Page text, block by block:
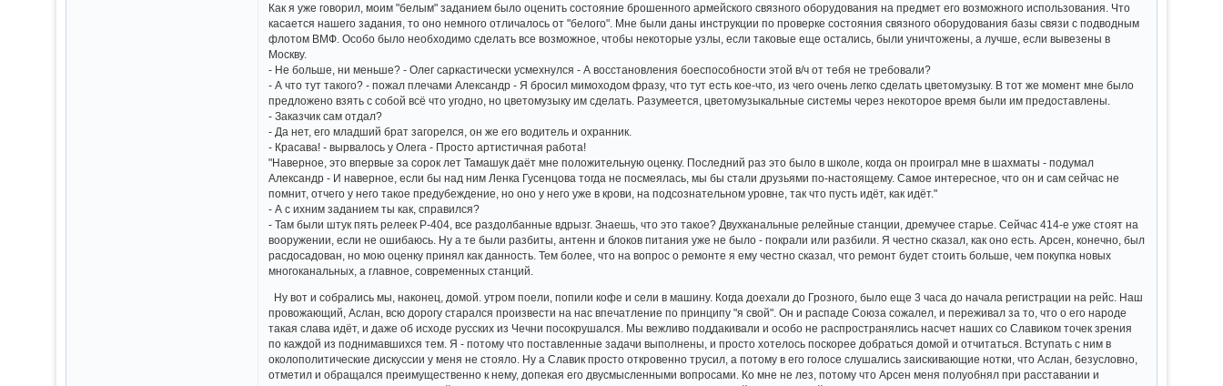
Как я уже говорил, моим "белым" заданием было оценить состояние брошенного армейского связного оборудования на предмет его возможного использования. Что
касается нашего задания, то оно немного отличалось от "белого". Мне были даны инструкции по проверке состояния связного оборудования базы связи с подводным
флотом ВМФ. Особо было необходимо сделать все возможное, чтобы некоторые узлы, если таковые еще остались, были уничтожены, а лучше, если вывезены в
Москву.
- Не больше, ни меньше? - Олег саркастически усмехнулся - А восстановления боеспособности этой в/ч от тебя не требовали?
- А что тут такого? - пожал плечами Александр - Я бросил мимоходом фразу, что тут есть кое-что, из чего очень легко сделать цветомузыку. В тот же момент мне было
предложено взять с собой всё что угодно, но цветомузыку им сделать. Разумеется, цветомузыкальные системы через некоторое время были им предоставлены.
- Заказчик сам отдал?
- Да нет, его младший брат загорелся, он же его водитель и охранник.
- Красава! - вырвалось у Олега - Просто артистичная работа!
"Наверное, это впервые за сорок лет Тамашук даёт мне положительную оценку. Последний раз это было в школе, когда он проиграл мне в шахматы - подумал
Александр - И наверное, если бы над ним Ленка Гусенцова тогда не посмеялась, мы бы стали друзьями по-настоящему. Самое интересное, что он и сам сейчас не
помнит, отчего у него такое предубеждение, но оно у него уже в крови, на подсознательном уровне, так что пусть идёт, как идёт."
- А с ихним заданием ты как, справился?
- Там были штук пять релеек Р-404, все раздолбанные вдрызг. Знаешь, что это такое? Двухканальные релейные станции, дремучее старье. Сейчас 414-е уже стоят на
вооружении, если не ошибаюсь. Ну а те были разбиты, антенн и блоков питания уже не было - покрали или разбили. Я честно сказал, как оно есть. Арсен, конечно, был
расдосадован, но мою оценку принял как данность. Тем более, что на вопрос о ремонте я ему честно сказал, что ремонт будет стоить больше, чем покупка новых
многоканальных, а главное, современных станций.
Ну вот и собрались мы, наконец, домой. утром поели, попили кофе и сели в машину. Когда доехали до Грозного, было еще 3 часа до начала регистрации на рейс. Наш
провожающий, Аслан, всю дорогу старался произвести на нас впечатление по принципу "я свой". Он и распаде Союза сожалел, и переживал за то, что о его народе
такая слава идёт, и даже об исходе русских из Чечни посокрушался. Мы вежливо поддакивали и особо не распространялись насчет наших со Славиком точек зрения
по каждой из поднимавшихся тем. Я - потому что поставленные задачи выполнены, и просто хотелось поскорее добраться домой и отчитаться. Вступать с ним в
околополитические дискуссии у меня не стояло. Ну а Славик просто откровенно трусил, а потому в его голосе слушались заискивающие нотки, что Аслан, безусловно,
отметил и обращался преимущественно к нему, допекая его двусмысленными вопросами. Ко мне не лез, потому что Арсен меня полуобнял при расставании и